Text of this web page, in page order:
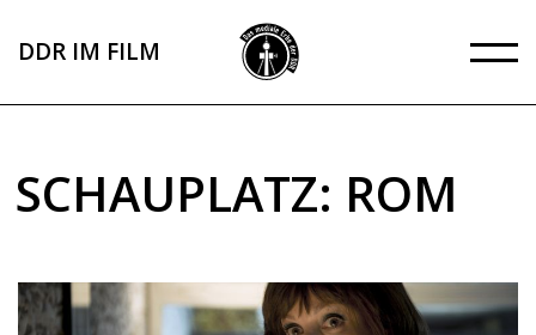
zum
DDR IM FILM
SCHAUPLATZ: ROM